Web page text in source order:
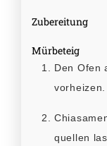
Zubereitung
Mürbeteig
Den Ofen
vorheizen.
quellen